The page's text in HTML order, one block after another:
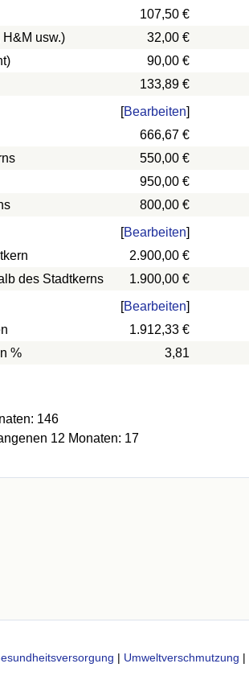
107,50 €
usw.) 32,00 €
90,00 €
133,89 €
[Bearbeiten]
666,67 €
550,00 €
950,00 €
800,00 €
[Bearbeiten]
2.900,00 €
des Stadtkerns
1.900,00 €
[Bearbeiten]
1.912,33 €
%
3,81
146
12 Monaten: 17
| Umweltverschmutzung |